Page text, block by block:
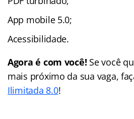
App mobile 5.0;
Acessibilidade.
Agora é com você! Se você
mais próximo da sua vaga,
Ilimitada 8.0!